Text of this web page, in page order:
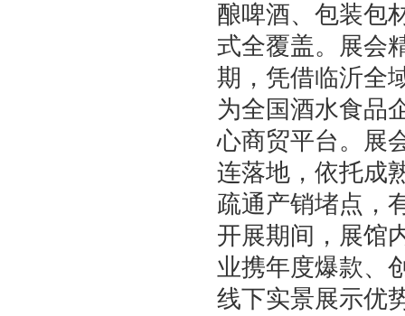
酿啤酒、包装包
式全覆盖。展会
期，凭借临沂全
为全国酒水食品
心商贸平台。展
连落地，依托成
疏通产销堵点，
开展期间，展馆
业携年度爆款、
线下实景展示优